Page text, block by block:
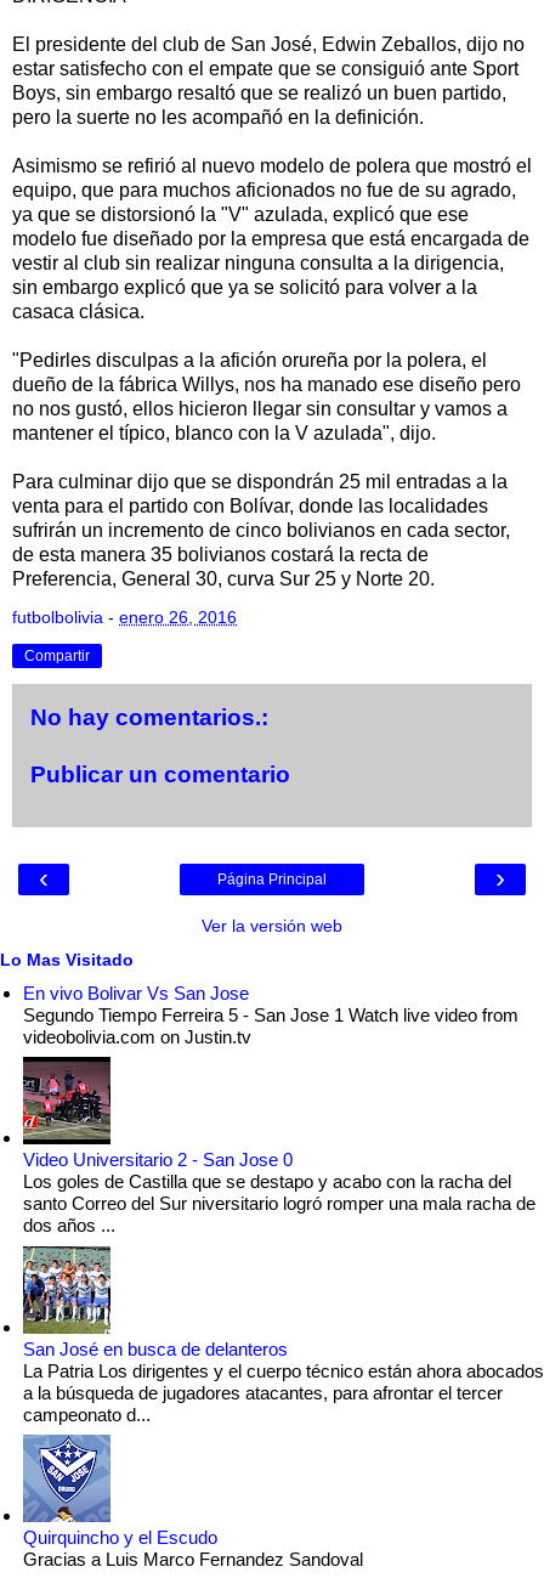
El presidente del club de San José, Edwin Zeballos, dijo no
estar satisfecho con el empate que se consiguió ante Sport
Boys, sin embargo resaltó que se realizó un buen partido,
pero la suerte no les acompañó en la definición.
Asimismo se refirió al nuevo modelo de polera que mostró el
equipo, que para muchos aficionados no fue de su agrado,
ya que se distorsionó la "V" azulada, explicó que ese
modelo fue diseñado por la empresa que está encargada de
vestir al club sin realizar ninguna consulta a la dirigencia,
sin embargo explicó que ya se solicitó para volver a la
casaca clásica.
"Pedirles disculpas a la afición orureña por la polera, el
dueño de la fábrica Willys, nos ha manado ese diseño pero
no nos gustó, ellos hicieron llegar sin consultar y vamos a
mantener el típico, blanco con la V azulada", dijo.
Para culminar dijo que se dispondrán 25 mil entradas a la
venta para el partido con Bolívar, donde las localidades
sufrirán un incremento de cinco bolivianos en cada sector,
de esta manera 35 bolivianos costará la recta de
Preferencia, General 30, curva Sur 25 y Norte 20.
futbolbolivia - enero 26, 2016
Compartir
No hay comentarios.:
Publicar un comentario
‹ ›
Página Principal
Ver la versión web
Lo Mas Visitado
En vivo Bolivar Vs San Jose
Segundo Tiempo Ferreira 5 - San Jose 1 Watch live video from
videobolivia.com on Justin.tv
Video Universitario 2 - San Jose 0
Los goles de Castilla que se destapo y acabo con la racha del
santo Correo del Sur niversitario logró romper una mala racha de
dos años ...
San José en busca de delanteros
La Patria Los dirigentes y el cuerpo técnico están ahora abocados
a la búsqueda de jugadores atacantes, para afrontar el tercer
campeonato d...
Quirquincho y el Escudo
Gracias a Luis Marco Fernandez Sandoval